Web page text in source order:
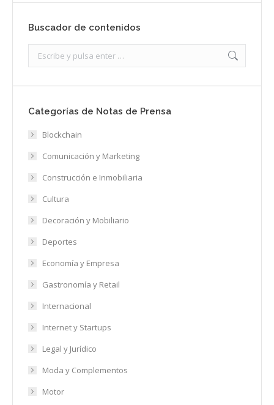
Buscador de contenidos
Categorías de Notas de Prensa
Blockchain
Comunicación y Marketing
Construcción e Inmobiliaria
Cultura
Decoración y Mobiliario
Deportes
Economía y Empresa
Gastronomía y Retail
Internacional
Internet y Startups
Legal y Jurídico
Moda y Complementos
Motor